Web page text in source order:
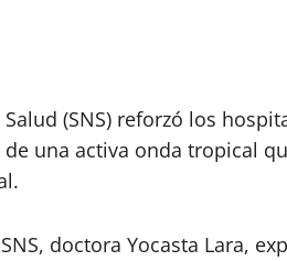
(SNS) reforzó los
una activa onda tropical
doctora Yocasta Lara,